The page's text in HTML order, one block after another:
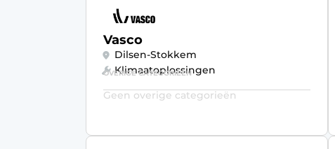
Vasco
Dilsen-Stokkem
Klimaatoplossingen
OVERIGE CATEGORIEËN
Geen overige categorieën